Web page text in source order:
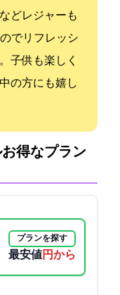
どレジャーも
でリフレッシ
子供も楽しく
の方にも嬉し
得なプラン
プランを探す
最安値7200円から